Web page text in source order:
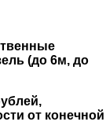
(до 6м, до
от конечной